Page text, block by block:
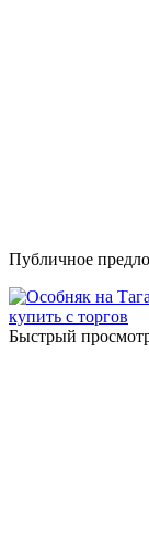
Публичное
Быстрый